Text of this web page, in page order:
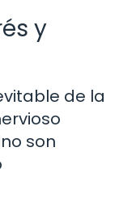
y
de la
son